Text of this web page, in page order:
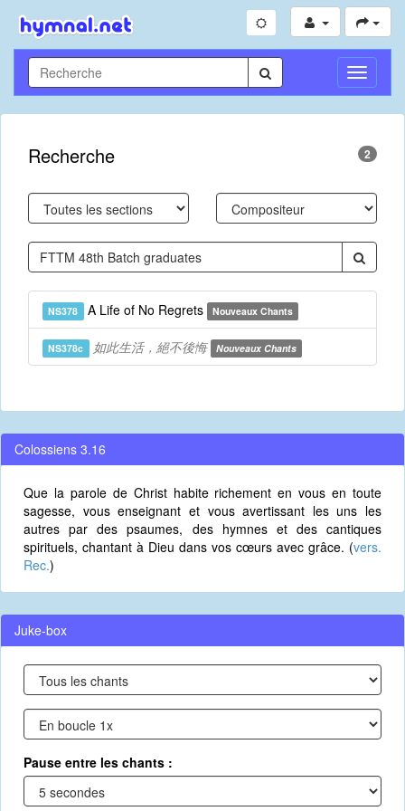
Toggle
Recherche 2
NS378 A Life of No Regrets Nouveaux Chants
NS378c 如此生活，絕不後悔 Nouveaux Chants
Colossiens 3.16
Que la parole de Christ habite richement en vous en toute
sagesse, vous enseignant et vous avertissant les uns les
autres par des psaumes, des hymnes et des cantiques
spirituels, chantant à Dieu dans vos cœurs avec grâce. (vers.
Rec.)
Juke-box
Pause entre les chants :